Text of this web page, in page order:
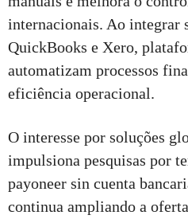
internacionais. Ao integrar
QuickBooks e Xero,
automatizam processos
eficiência operacional.
O interesse por soluções
impulsiona pesquisas por
payoneer sin cuenta
continua ampliando a